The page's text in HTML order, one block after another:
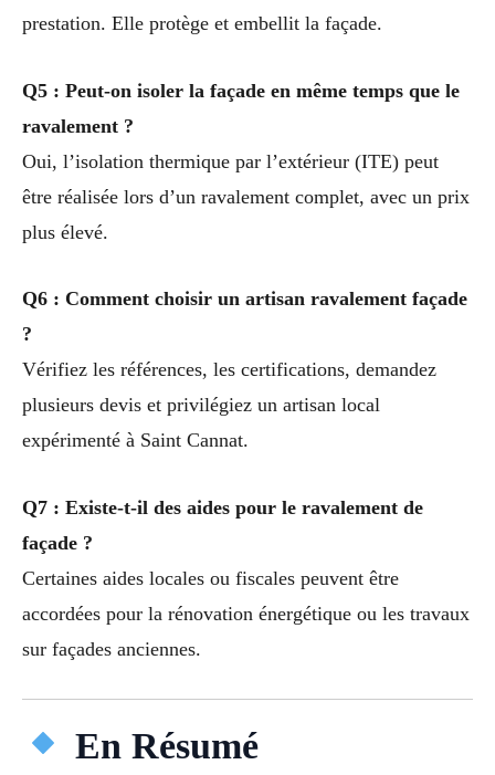
prestation. Elle protège et embellit la façade.
Q5 : Peut-on isoler la façade en même temps que le
ravalement ?
Oui, l’isolation thermique par l’extérieur (ITE) peut
être réalisée lors d’un ravalement complet, avec un prix
plus élevé.
Q6 : Comment choisir un artisan ravalement façade
?
Vérifiez les références, les certifications, demandez
plusieurs devis et privilégiez un artisan local
expérimenté à Saint Cannat.
Q7 : Existe-t-il des aides pour le ravalement de
façade ?
Certaines aides locales ou fiscales peuvent être
accordées pour la rénovation énergétique ou les travaux
sur façades anciennes.
En Résumé